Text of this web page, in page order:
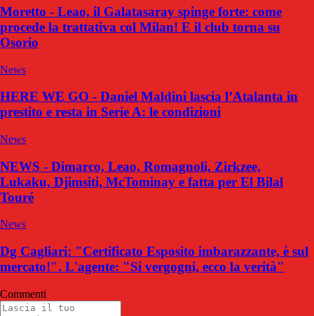
Moretto - Leao, il Galatasaray spinge forte: come
procede la trattativa col Milan! E il club torna su
Osorio
News
HERE WE GO - Daniel Maldini lascia l’Atalanta in
prestito e resta in Serie A: le condizioni
News
NEWS - Dimarco, Leao, Romagnoli, Zirkzee,
Lukaku, Djimsiti, McTominay e fatta per El Bilal
Touré
News
Dg Cagliari: "Certificato Esposito imbarazzante, è sul
mercato!". L'agente: "Si vergogni, ecco la verità"
Commenti